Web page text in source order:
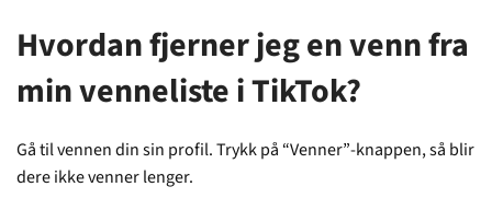
Hvordan fjerner jeg en venn fra
min venneliste i TikTok?
Gå til vennen din sin profil. Trykk på “Venner”-knappen, så blir
dere ikke venner lenger.